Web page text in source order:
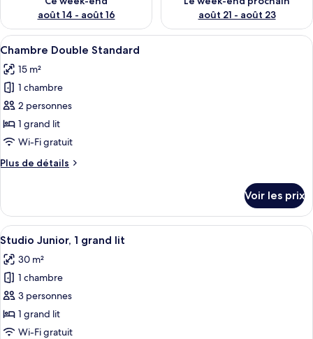
août 14 - août 16
août 21 - août 23
Afficher
toutes
les
photos
pour
ce
type
chambre :
Standard
Une chambre d’hôtel avec deux lits,
8
Chambre Double Standard
15 m²
1 chambre
2 personnes
1 grand lit
Wi-Fi gratuit
Plus de détails
Plus
le
type
de
Chambre
Double
Standard
Voir les prix
Afficher
toutes
les
photos
pour
ce
type
Une chambre à coucher moderne,
4
Studio Junior, 1 grand lit
30 m²
1 chambre
3 personnes
1 grand lit
Wi-Fi gratuit